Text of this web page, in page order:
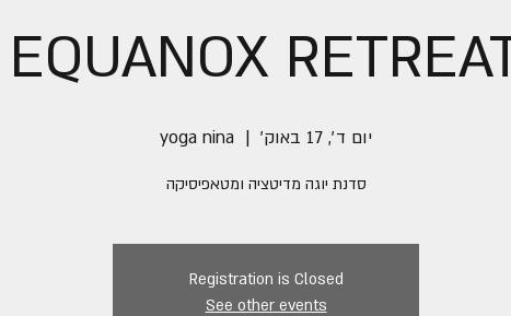
EQUANOX
יום ד׳, 17 באוק׳
  |
yoga nina
סדנת יוגה מדיטציה ומטאפיסיקה
Registration is Closed
See other events